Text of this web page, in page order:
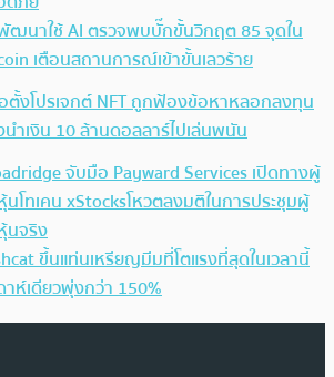
ฒนาใช้ AI ตรวจพบบั๊กขั้นวิกฤต 85 จุดใน
เตือนสถานการณ์เข้าขั้นเลวร้าย
งโปรเจกต์ NFT ถูกฟ้องข้อหาหลอกลงทุน
ำเงิน 10 ล้านดอลลาร์ไปเล่นพนัน
จับมือ Payward Services เปิดทางผู้
โทเคน xStocksโหวตลงมติในการประชุมผู้
นจริง
ขึ้นแท่นเหรียญมีมที่โตแรงที่สุดในเวลานี้
ห์เดียวพุ่งกว่า 150%